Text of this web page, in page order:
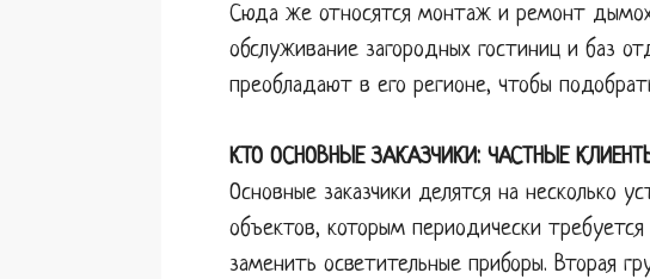
Сюда же относятся монтаж и ремонт
обслуживание загородных гостиниц и баз
преобладают в его регионе, чтобы
КТО ОСНОВНЫЕ ЗАКАЗЧИКИ: ЧАСТНЫЕ
Основные заказчики делятся на несколько
объектов, которым периодически
заменить осветительные приборы. Вторая